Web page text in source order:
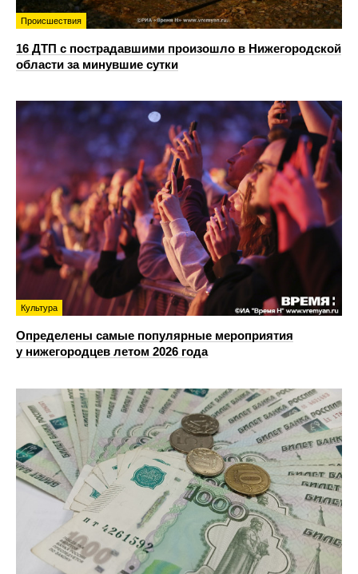
Происшествия
16 ДТП с пострадавшими произошло в Нижегородской
области за минувшие сутки
Культура
Определены самые популярные мероприятия
у нижегородцев летом 2026 года